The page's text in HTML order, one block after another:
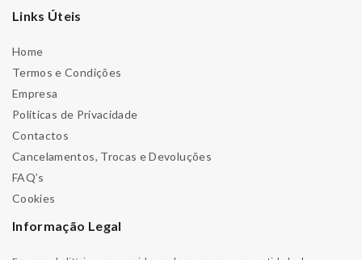
Links Úteis
Home
Termos e Condições
Empresa
Políticas de Privacidade
Contactos
Cancelamentos, Trocas e Devoluções
FAQ’s
Cookies
Informação Legal